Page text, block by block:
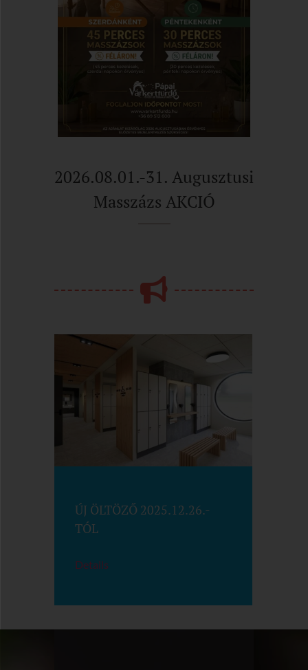
2026.08.01.-31. Augusztusi
Masszázs AKCIÓ
ÚJ ÖLTÖZŐ 2025.12.26.-
TÓL
Details